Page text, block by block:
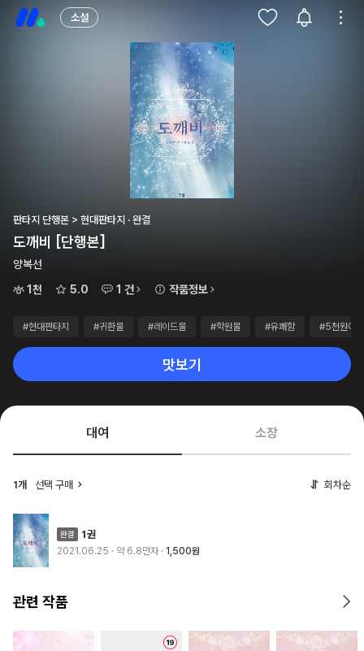
소설
판타지 단행본 > 현대판타지 · 완결
도깨비 [단행본]
양복선
1천
5.0 1 건 작품정보
#현대판타지 #귀환물 #레이드물 #학원물 #유쾌함 #5천원이하
맛보기
대여 소장
1개 선택 구매 회차순
1권
2021.06.25 · 약 6.8만자 1,500원
관련 작품